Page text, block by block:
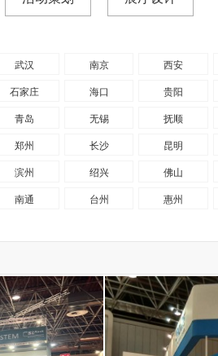
武汉 南京 西安
石家庄 海口 贵阳
青岛 无锡 抚顺
郑州 长沙 昆明
滨州 绍兴 佛山
南通 台州 惠州